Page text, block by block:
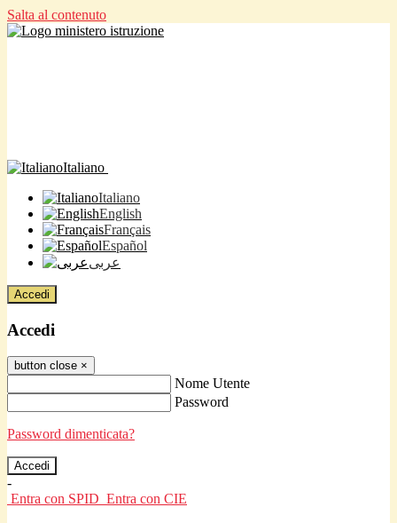
Salta al contenuto
Italiano
Italiano
English
Français
Español
عربى
Accedi
Accedi
button close ×
Nome Utente
Password
Password dimenticata?
-
Entra con SPID Entra con CIE